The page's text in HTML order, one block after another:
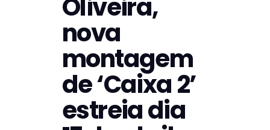
Oliveira,
nova
montagem
de ‘Caixa 2’
estreia dia